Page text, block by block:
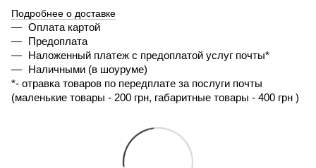
Подробнее о доставке
Оплата картой
Предоплата
Наложенный платеж с предоплатой услуг почты*
Наличными (в шоуруме)
*- отравка товаров по передплате за послуги почты
(маленькие товары - 200 грн, габаритные товары - 400 грн )